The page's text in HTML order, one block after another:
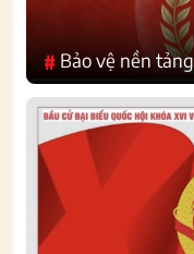
# Bảo vệ nền